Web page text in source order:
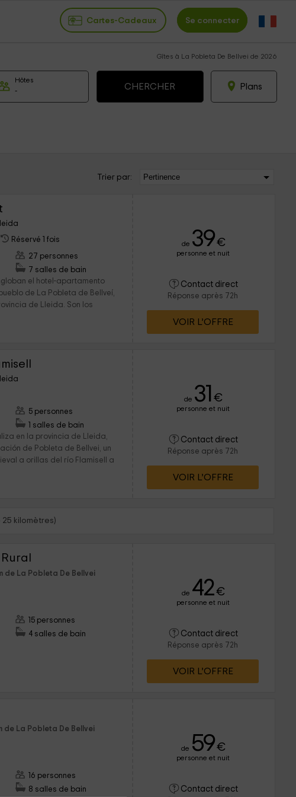
Cartes-Cadeaux Se connecter
Gîtes à La Pobleta De Bellvei de 2026
Hôtes
Plans
Trier par:
Réservé 1 fois
27 personnes
7 salles de bain
el hotel-apartamento
de La Pobleta de Bellveí,
de Lleida. Son los
de 39€
personne et nuit
Contact direct
Réponse après 72h
VOIR L’OFFRE
5 personnes
1 salles de bain
en la provincia de Lleida,
de Pobleta de Bellvei, un
a orillas del río Flamisell a
de 31 €
personne et nuit
Contact direct
Réponse après 72h
VOIR L’OFFRE
25 kilomètres)
de La Pobleta De Bellvei
15 personnes
4 salles de bain
de 42€
personne et nuit
Contact direct
Réponse après 72h
VOIR L’OFFRE
de La Pobleta De Bellvei
16 personnes
8 salles de bain
de 59€
personne et nuit
Contact direct